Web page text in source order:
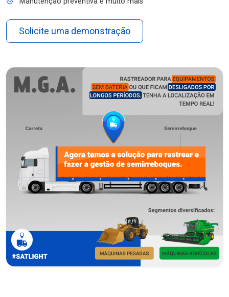
Solicite uma demonstração